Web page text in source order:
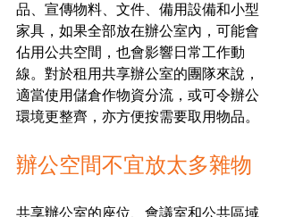
品、宣傳物料、文件、備用設備和小型
家具，如果全部放在辦公室內，可能會
佔用公共空間，也會影響日常工作動
線。對於租用共享辦公室的團隊來說，
適當使用儲倉作物資分流，或可令辦公
環境更整齊，亦方便按需要取用物品。
辦公空間不宜放太多雜物
共享辦公室的座位、會議室和公共區域